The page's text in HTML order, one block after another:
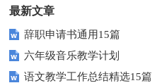
最新文章
辞职申请书通用15篇
六年级音乐教学计划
语文教学工作总结精选15篇